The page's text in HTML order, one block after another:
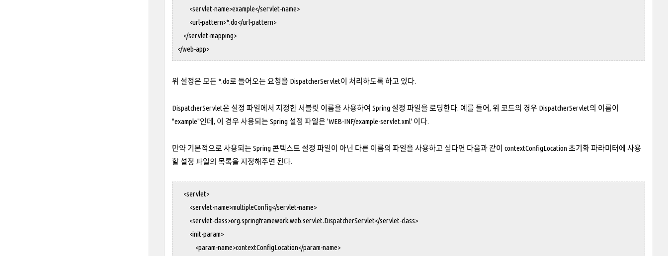
<servlet-name>example</servlet-name>
<url-pattern>*.do</url-pattern>
</servlet-mapping>
</web-app>
위 설정은 모든 *.do로 들어오는 요청을 DispatcherServlet이 처리하도록 하고 있다.
DispatcherServlet은 설정 파일에서 지정한 서블릿 이름을 사용하여 Spring 설정 파일을 로딩한다. 예를 들어, 위 코드의 경우 DispatcherServlet의 이름이
"example"인데, 이 경우 사용되는 Spring 설정 파일은 'WEB-INF/example-servlet.xml' 이다.
만약 기본적으로 사용되는 Spring 콘텍스트 설정 파일이 아닌 다른 이름의 파일을 사용하고 싶다면 다음과 같이 contextConfigLocation 초기화 파라미터에 사용
할 설정 파일의 목록을 지정해주면 된다.
<servlet>
<servlet-name>multipleConfig</servlet-name>
<servlet-class>org.springframework.web.servlet.DispatcherServlet</servlet-class>
<init-param>
<param-name>contextConfigLocation</param-name>